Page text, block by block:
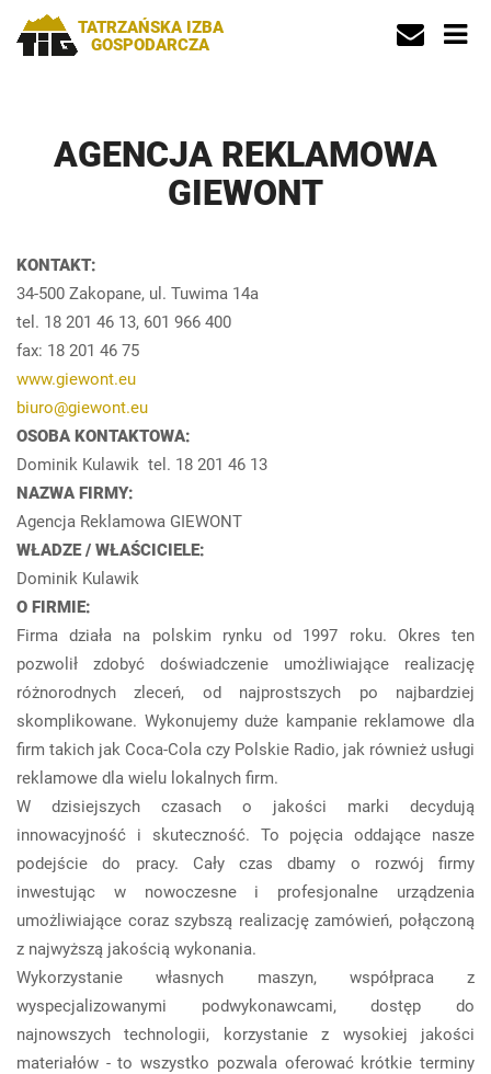
TATRZAŃSKA IZBA
GOSPODARCZA
AGENCJA REKLAMOWA
GIEWONT
KONTAKT:
34-500 Zakopane, ul. Tuwima 14a
tel. 18 201 46 13, 601 966 400
fax: 18 201 46 75
www.giewont.eu
biuro@giewont.eu
OSOBA KONTAKTOWA:
Dominik Kulawik tel. 18 201 46 13
NAZWA FIRMY:
Agencja Reklamowa GIEWONT
WŁADZE / WŁAŚCICIELE:
Dominik Kulawik
O FIRMIE:
Firma działa na polskim rynku od 1997 roku. Okres ten
pozwolił zdobyć doświadczenie umożliwiające realizację
różnorodnych zleceń, od najprostszych po najbardziej
skomplikowane. Wykonujemy duże kampanie reklamowe dla
firm takich jak Coca-Cola czy Polskie Radio, jak również usługi
reklamowe dla wielu lokalnych firm.
W dzisiejszych czasach o jakości marki decydują
innowacyjność i skuteczność. To pojęcia oddające nasze
podejście do pracy. Cały czas dbamy o rozwój firmy
inwestując w nowoczesne i profesjonalne urządzenia
umożliwiające coraz szybszą realizację zamówień, połączoną
z najwyższą jakością wykonania.
Wykorzystanie własnych maszyn, współpraca z
wyspecjalizowanymi podwykonawcami, dostęp do
najnowszych technologii, korzystanie z wysokiej jakości
materiałów - to wszystko pozwala oferować krótkie terminy